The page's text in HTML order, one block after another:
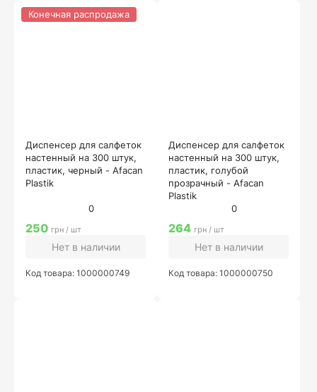
Диспенсер для салфеток
настенный на 300 штук,
пластик, черный - Afacan
Plastik
0
Конечная распродажа
250 грн / шт
Нет в наличии
Код товара: 1000000749
Диспенсер для салфеток
настенный на 300 штук,
пластик, голубой
прозрачный - Afacan
Plastik
0
264 грн / шт
Нет в наличии
Код товара: 1000000750